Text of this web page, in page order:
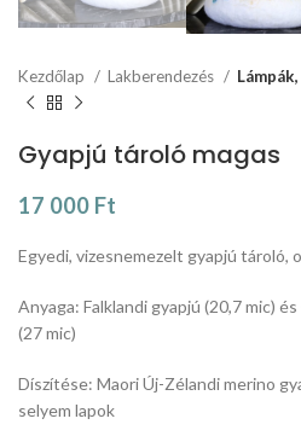
Kezdőlap Lakberendezés
Gyapjú tároló magas
17 000 Ft
Egyedi, vizesnemezelt gyapjú tároló,
Anyaga: Falklandi gyapjú (20,7 mic)
(27 mic)
Díszítése: Maori Új-Zélandi merino
selyem lapok